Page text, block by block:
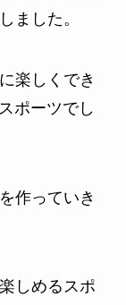
ました。
楽しくでき
ポーツでし
作っていき
しめるスポ